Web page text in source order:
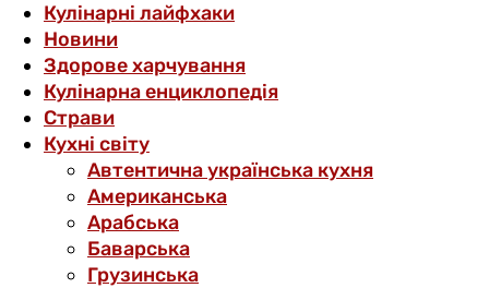
Кулінарні лайфхаки
Новини
Здорове харчування
Кулінарна енциклопедія
Страви
Кухні світу
Автентична українська кухня
Американська
Арабська
Баварська
Грузинська